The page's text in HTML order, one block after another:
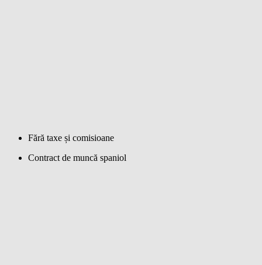
Fără taxe și comisioane
Contract de muncă spaniol